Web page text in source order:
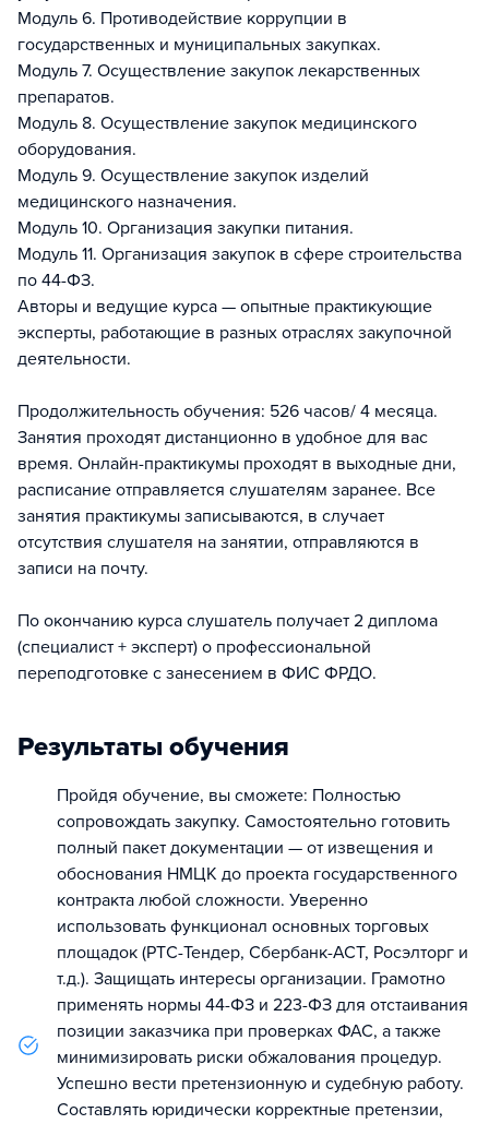
Модуль 6. Противодействие коррупции в
государственных и муниципальных закупках.
Модуль 7. Осуществление закупок лекарственных
препаратов.
Модуль 8. Осуществление закупок медицинского
оборудования.
Модуль 9. Осуществление закупок изделий
медицинского назначения.
Модуль 10. Организация закупки питания.
Модуль 11. Организация закупок в сфере строительства
по 44-ФЗ.
Авторы и ведущие курса — опытные практикующие
эксперты, работающие в разных отраслях закупочной
деятельности.
Продолжительность обучения: 526 часов/ 4 месяца.
Занятия проходят дистанционно в удобное для вас
время. Онлайн-практикумы проходят в выходные дни,
расписание отправляется слушателям заранее. Все
занятия практикумы записываются, в случает
отсутствия слушателя на занятии, отправляются в
записи на почту.
По окончанию курса слушатель получает 2 диплома
(специалист + эксперт) о профессиональной
переподготовке с занесением в ФИС ФРДО.
Результаты обучения
Пройдя обучение, вы сможете: Полностью
сопровождать закупку. Самостоятельно готовить
полный пакет документации — от извещения и
обоснования НМЦК до проекта государственного
контракта любой сложности. Уверенно
использовать функционал основных торговых
площадок (РТС-Тендер, Сбербанк-АСТ, Росэлторг и
т.д.). Защищать интересы организации. Грамотно
применять нормы 44-ФЗ и 223-ФЗ для отстаивания
позиции заказчика при проверках ФАС, а также
минимизировать риски обжалования процедур.
Успешно вести претензионную и судебную работу.
Составлять юридически корректные претензии,